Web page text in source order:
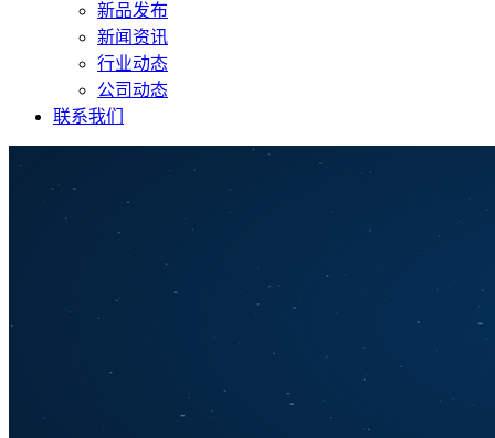
新品发布
新闻资讯
行业动态
公司动态
联系我们